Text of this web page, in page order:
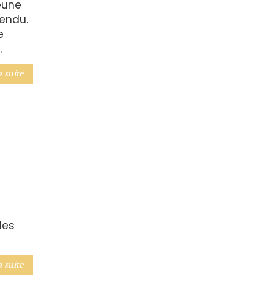
suite
suite